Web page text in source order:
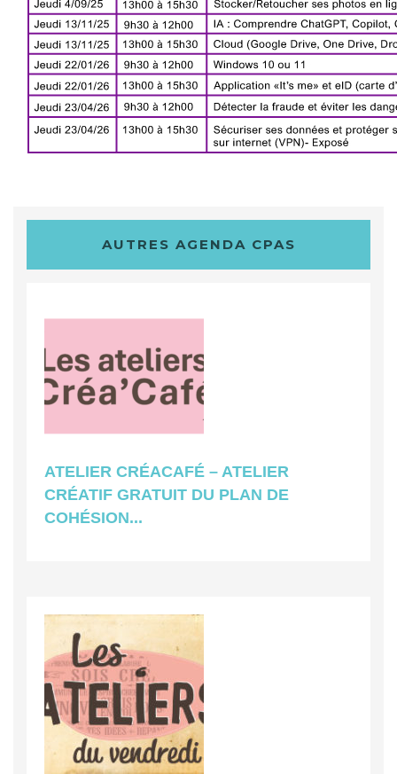
AUTRES AGENDA CPAS
ATELIER CRÉACAFÉ – ATELIER
CRÉATIF GRATUIT DU PLAN DE
COHÉSION...